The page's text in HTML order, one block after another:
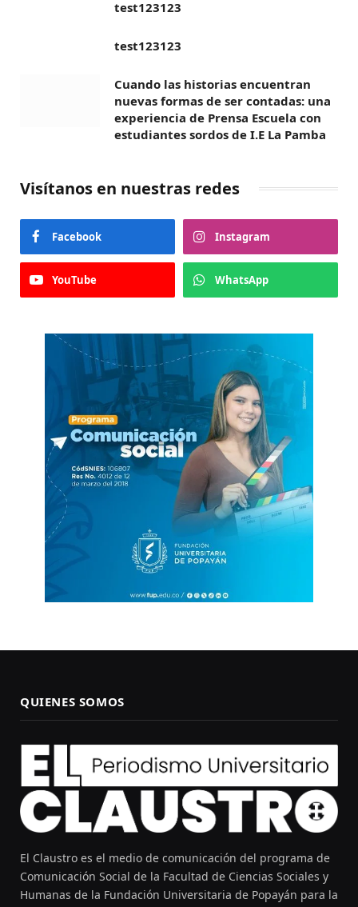
test123123
test123123
Cuando las historias encuentran
nuevas formas de ser contadas: una
experiencia de Prensa Escuela con
estudiantes sordos de I.E La Pamba
Visítanos en nuestras redes
Facebook Instagram
YouTube WhatsApp
QUIENES SOMOS
El Claustro es el medio de comunicación del programa de
Comunicación Social de la Facultad de Ciencias Sociales y
Humanas de la Fundación Universitaria de Popayán para la